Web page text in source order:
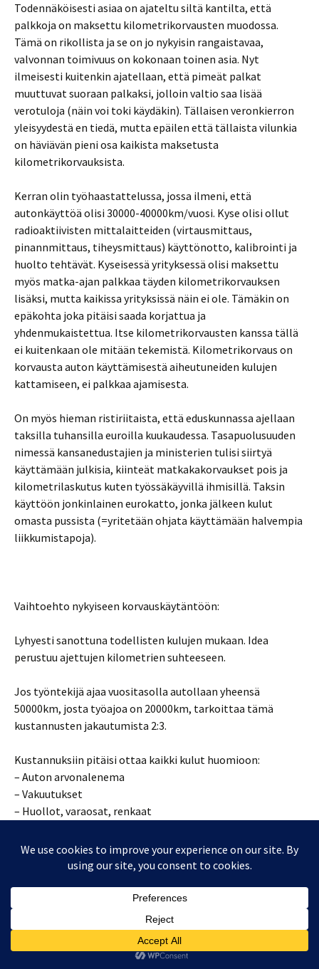
Todennäköisesti asiaa on ajateltu siltä kantilta, että
palkkoja on maksettu kilometrikorvausten muodossa.
Tämä on rikollista ja se on jo nykyisin rangaistavaa,
valvonnan toimivuus on kokonaan toinen asia. Nyt
ilmeisesti kuitenkin ajatellaan, että pimeät palkat
muuttuvat suoraan palkaksi, jolloin valtio saa lisää
verotuloja (näin voi toki käydäkin). Tällaisen veronkierron
yleisyydestä en tiedä, mutta epäilen että tällaista vilunkia
on häviävän pieni osa kaikista maksetusta
kilometrikorvauksista.
Kerran olin työhaastattelussa, jossa ilmeni, että
autonkäyttöä olisi 30000-40000km/vuosi. Kyse olisi ollut
radioaktiivisten mittalaitteiden (virtausmittaus,
pinannmittaus, tiheysmittaus) käyttönotto, kalibrointi ja
huolto tehtävät. Kyseisessä yrityksessä olisi maksettu
myös matka-ajan palkkaa täyden kilometrikorvauksen
lisäksi, mutta kaikissa yrityksissä näin ei ole. Tämäkin on
epäkohta joka pitäisi saada korjattua ja
yhdenmukaistettua. Itse kilometrikorvausten kanssa tällä
ei kuitenkaan ole mitään tekemistä. Kilometrikorvaus on
korvausta auton käyttämisestä aiheutuneiden kulujen
kattamiseen, ei palkkaa ajamisesta.
On myös hieman ristiriitaista, että eduskunnassa ajellaan
taksilla tuhansilla euroilla kuukaudessa. Tasapuolusuuden
nimessä kansanedustajien ja ministerien tulisi siirtyä
käyttämään julkisia, kiinteät matkakakorvaukset pois ja
kilometrilaskutus kuten työssäkäyvillä ihmisillä. Taksin
käyttöön jonkinlainen eurokatto, jonka jälkeen kulut
omasta pussista (=yritetään ohjata käyttämään halvempia
liikkumistapoja).
Vaihtoehto nykyiseen korvauskäytäntöön:
Lyhyesti sanottuna todellisten kulujen mukaan. Idea
perustuu ajettujen kilometrien suhteeseen.
Jos työntekijä ajaa vuositasolla autollaan yheensä
50000km, josta työajoa on 20000km, tarkoittaa tämä
kustannusten jakautumista 2:3.
Kustannuksiin pitäisi ottaa kaikki kulut huomioon:
– Auton arvonalenema
– Vakuutukset
– Huollot, varaosat, renkaat
– Kastastus
Kaikki muut paitsi auton arvonalenema on helppoja todeta
Sanotaan, että kaikki em. kulut ovat 20000e vuodessa. Em.